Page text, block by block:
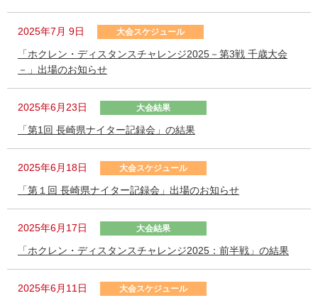
2025年7月 9日 大会スケジュール
「ホクレン・ディスタンスチャレンジ2025－第3戦 千歳大会
－」出場のお知らせ
2025年6月23日 大会結果
「第1回 長崎県ナイター記録会」の結果
2025年6月18日 大会スケジュール
「第１回 長崎県ナイター記録会」出場のお知らせ
2025年6月17日 大会結果
「ホクレン・ディスタンスチャレンジ2025：前半戦」の結果
2025年6月11日 大会スケジュール